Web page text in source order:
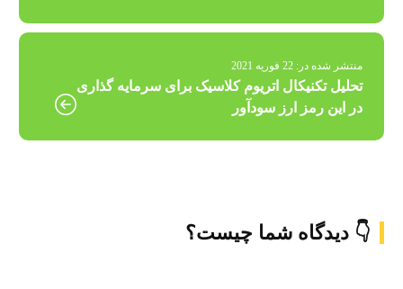
منتشر شده در: 22 فوریه 2021
تحلیل تکنیکال اتریوم کلاسیک برای سرمایه گذاری
در این رمز ارز سودآور
👇 دیدگاه شما چیست؟